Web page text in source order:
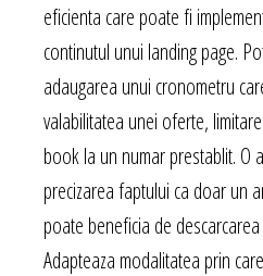
eficienta care poate fi
continutul unui landing page.
adaugarea unui cronometru
valabilitatea unei oferte,
book la un numar prestablit. O
precizarea faptului ca doar un
poate beneficia de
Adapteaza modalitatea prin